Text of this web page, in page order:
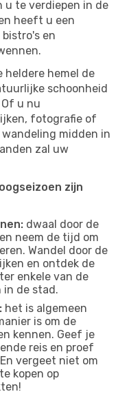
u te verdiepen in de
heeft u een
en
heldere hemel de
schoonheid
u nu
fotografie of
midden in
zal uw
zijn
dwaal door de
neem de tijd om
Wandel door de
en ontdek de
enkele van de
in de stad.
het is algemeen
is om de
kennen. Geef je
reis en proef
vergeet niet om
kopen op